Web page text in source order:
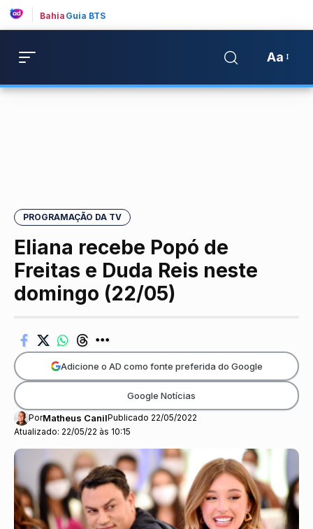
Bahia Guia BTS
Aa
PROGRAMAÇÃO DA TV
Eliana recebe Popó de
Freitas e Duda Reis neste
domingo (22/05)
Atualizado: 22/05/22 às 10:15
PorMatheus CanilPublicado 22/05/2022
Adicione o AD como fonte preferida do Google
Google Notícias